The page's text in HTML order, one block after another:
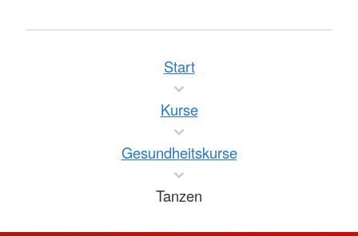
Start
Kurse
Gesundheitskurse
Tanzen